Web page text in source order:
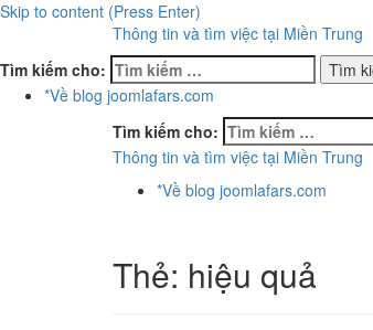
Skip to content (Press Enter)
Thông tin và tìm việc tại Miền Trung
Tìm kiếm cho:
*Về blog joomlafars.com
Tìm kiếm cho:
Thông tin và tìm việc tại Miền Trung
*Về blog joomlafars.com
Thẻ: hiệu quả